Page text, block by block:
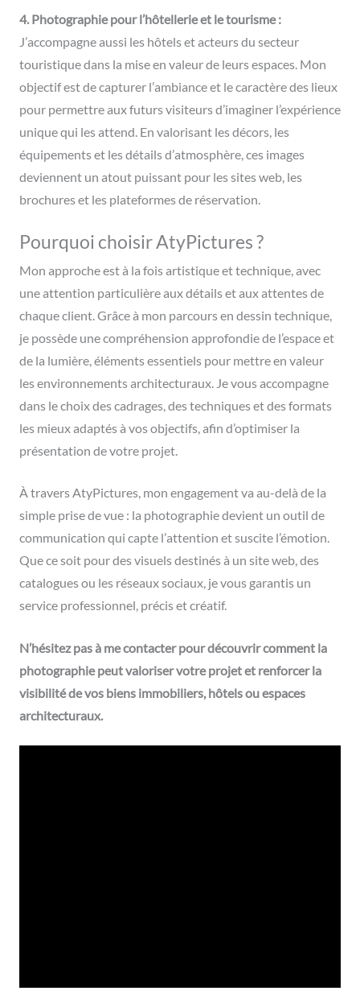
4. Photographie pour l’hôtellerie et le tourisme :
J’accompagne aussi les hôtels et acteurs du secteur
touristique dans la mise en valeur de leurs espaces. Mon
objectif est de capturer l’ambiance et le caractère des lieux
pour permettre aux futurs visiteurs d’imaginer l’expérience
unique qui les attend. En valorisant les décors, les
équipements et les détails d’atmosphère, ces images
deviennent un atout puissant pour les sites web, les
brochures et les plateformes de réservation.
Pourquoi choisir AtyPictures ?
Mon approche est à la fois artistique et technique, avec
une attention particulière aux détails et aux attentes de
chaque client. Grâce à mon parcours en dessin technique,
je possède une compréhension approfondie de l’espace et
de la lumière, éléments essentiels pour mettre en valeur
les environnements architecturaux. Je vous accompagne
dans le choix des cadrages, des techniques et des formats
les mieux adaptés à vos objectifs, afin d’optimiser la
présentation de votre projet.
À travers AtyPictures, mon engagement va au-delà de la
simple prise de vue : la photographie devient un outil de
communication qui capte l’attention et suscite l’émotion.
Que ce soit pour des visuels destinés à un site web, des
catalogues ou les réseaux sociaux, je vous garantis un
service professionnel, précis et créatif.
N’hésitez pas à me contacter pour découvrir comment la
photographie peut valoriser votre projet et renforcer la
visibilité de vos biens immobiliers, hôtels ou espaces
architecturaux.